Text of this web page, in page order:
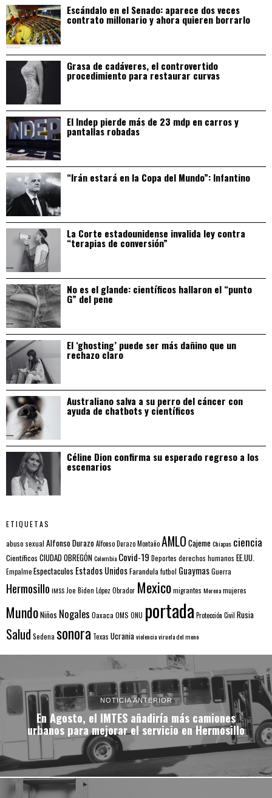
Escándalo en el Senado: aparece dos veces
contrato millonario y ahora quieren borrarlo
Grasa de cadáveres, el controvertido
procedimiento para restaurar curvas
El Indep pierde más de 23 mdp en carros y
pantallas robadas
“Irán estará en la Copa del Mundo”: Infantino
La Corte estadounidense invalida ley contra
“terapias de conversión”
No es el glande: científicos hallaron el “punto
G” del pene
El ‘ghosting’ puede ser más dañino que un
rechazo claro
Australiano salva a su perro del cáncer con
ayuda de chatbots y científicos
Céline Dion confirma su esperado regreso a los
escenarios
ETIQUETAS
abuso sexual Alfonso DurazoAlfonso Durazo MontañoAMLO CajemeChiapas ciencia
Científicos CIUDAD OBREGÓNColombia Covid-19 Deportes derechos humanos EE.UU.
EmpalmeEspectaculos Estados UnidosFarandulafutbol GuaymasGuerra
Hermosillo IMSS Joe Biden López Obrador Mexicomigrantes Morenamujeres
MundoNiños Nogales Oaxaca OMS ONU portada Protección Civil Rusia
Salud Sedena sonora Texas Ucraniaviolenciaviruela del mono
NOTICIA ANTERIOR
En Agosto, el IMTES añadiría más camiones
urbanos para mejorar el servicio en Hermosillo